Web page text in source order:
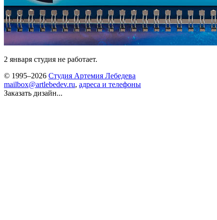
2 января студия не работает.
© 1995–2026 Студия Артемия Лебедева
mailbox@artlebedev.ru, адреса и телефоны
Заказать дизайн...